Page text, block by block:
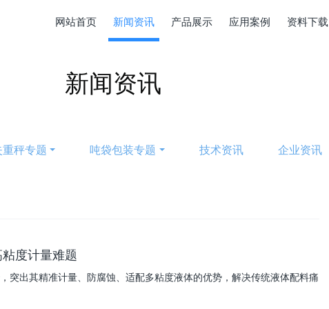
网站首页 新闻资讯 产品展示 应用案例 资料下载
新闻资讯
重秤专题 吨袋包装专题 技术资讯 企业资讯
度计量难题
出其精准计量、防腐蚀、适配多粘度液体的优势，解决传统液体配料痛